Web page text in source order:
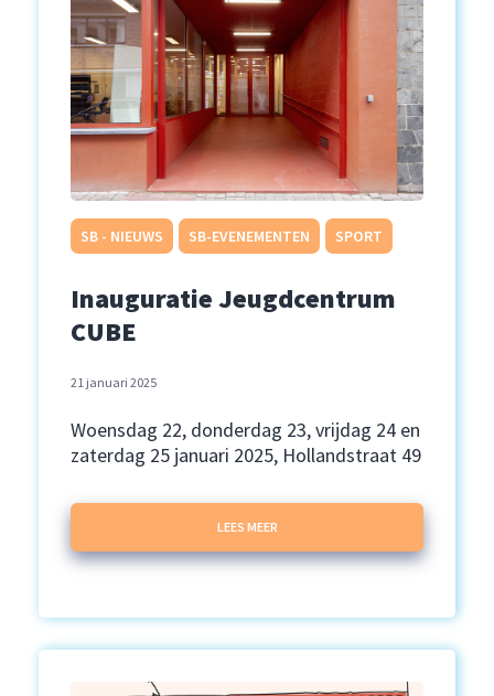
SB - NIEUWS SB-EVENEMENTEN SPORT
Inauguratie Jeugdcentrum
CUBE
21 januari 2025
Woensdag 22, donderdag 23, vrijdag 24 en
zaterdag 25 januari 2025, Hollandstraat 49
LEES MEER